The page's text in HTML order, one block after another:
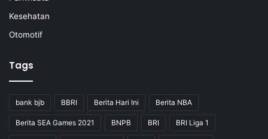
Kesehatan
Otomotif
Tags
bank bjb BBRI Berita Hari Ini Berita NBA
Berita SEA Games 2021 BNPB BRI BRI Liga 1